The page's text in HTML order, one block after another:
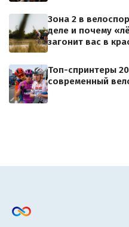
Зона 2 в
деле и почему
загонит вас в
Топ-спринтеры
современный